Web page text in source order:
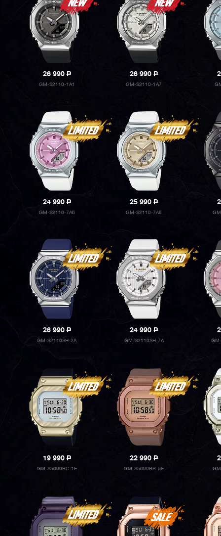
26 990P
GM-S2110-1A1
26 990P
GM-S2110-1A7
24 990P
GM-S2110-7A6
25 990P
GM-S2110-7A9
26 990P
GM-S2110SH-2A
24 990P
GM-S2110SH-7A
19 990P
GM-S5600BC-1E
22 990P
GM-S5600BR-5E